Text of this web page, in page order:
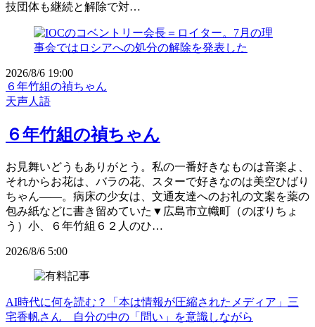
技団体も継続と解除で対…
2026/8/6 19:00
６年竹組の禎ちゃん
天声人語
６年竹組の禎ちゃん
お見舞いどうもありがとう。私の一番好きなものは音楽よ、
それからお花は、バラの花、スターで好きなのは美空ひばり
ちゃん――。病床の少女は、文通友達へのお礼の文案を薬の
包み紙などに書き留めていた▼広島市立幟町（のぼりちょ
う）小、６年竹組６２人のひ…
2026/8/6 5:00
AI時代に何を読む？「本は情報が圧縮されたメディア」三
宅香帆さん 自分の中の「問い」を意識しながら